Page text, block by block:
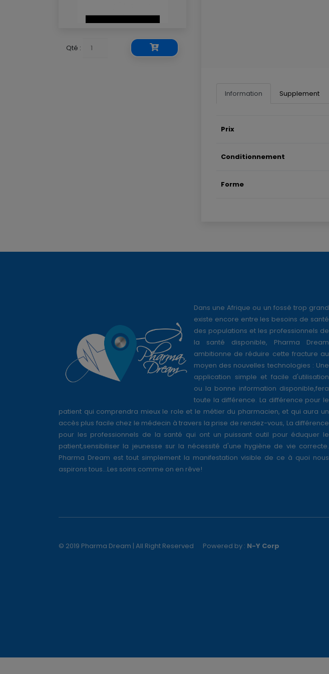
Qté :
Information Supplement
Prix
Conditionnement
Forme
Dans une Afrique ou un fossé trop grand
existe encore entre les besoins de santé
des populations et les professionnels de
la santé disponible, Pharma Dream
ambitionne de réduire cette fracture au
moyen des nouvelles technologies : Une
application simple et facile d'utilisation
ou la bonne information disponible,fera
toute la différence. La différence pour le
patient qui comprendra mieux le role et le métier du pharmacien, et qui aura un
accès plus facile chez le médecin à travers la prise de rendez-vous, La différence
pour les professionnels de la santé qui ont un puissant outil pour éduquer le
patient,sensibiliser la jeunesse sur la nécessité d'une hygiène de vie correcte.
Pharma Dream est tout simplement la manifestation visible de ce à quoi nous
aspirons tous...Les soins comme on en rêve!
© 2019 Pharma Dream | All Right Reserved Powered by : N-Y Corp